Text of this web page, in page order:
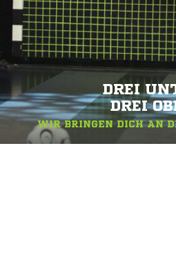
DREI
DREI
WIR BRINGEN DICH AN